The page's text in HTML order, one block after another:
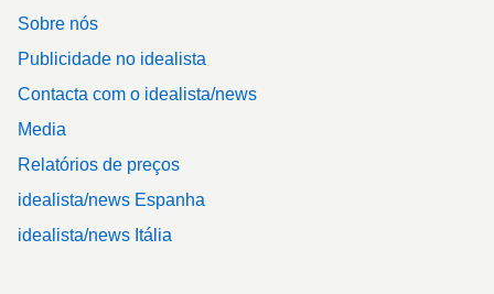
Sobre nós
Publicidade no idealista
Contacta com o idealista/news
Media
Relatórios de preços
idealista/news Espanha
idealista/news Itália